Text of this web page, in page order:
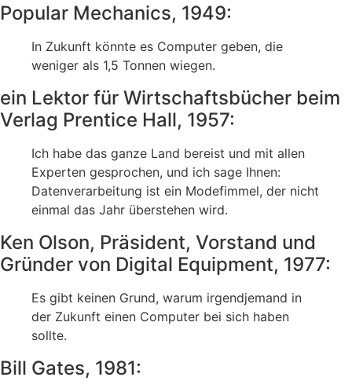
Popular Mechanics, 1949:
In Zukunft könnte es Computer geben, die
weniger als 1,5 Tonnen wiegen.
ein Lektor für Wirtschaftsbücher beim
Verlag Prentice Hall, 1957:
Ich habe das ganze Land bereist und mit allen
Experten gesprochen, und ich sage Ihnen:
Datenverarbeitung ist ein Modefimmel, der nicht
einmal das Jahr überstehen wird.
Ken Olson, Präsident, Vorstand und
Gründer von Digital Equipment, 1977:
Es gibt keinen Grund, warum irgendjemand in
der Zukunft einen Computer bei sich haben
sollte.
Bill Gates, 1981: